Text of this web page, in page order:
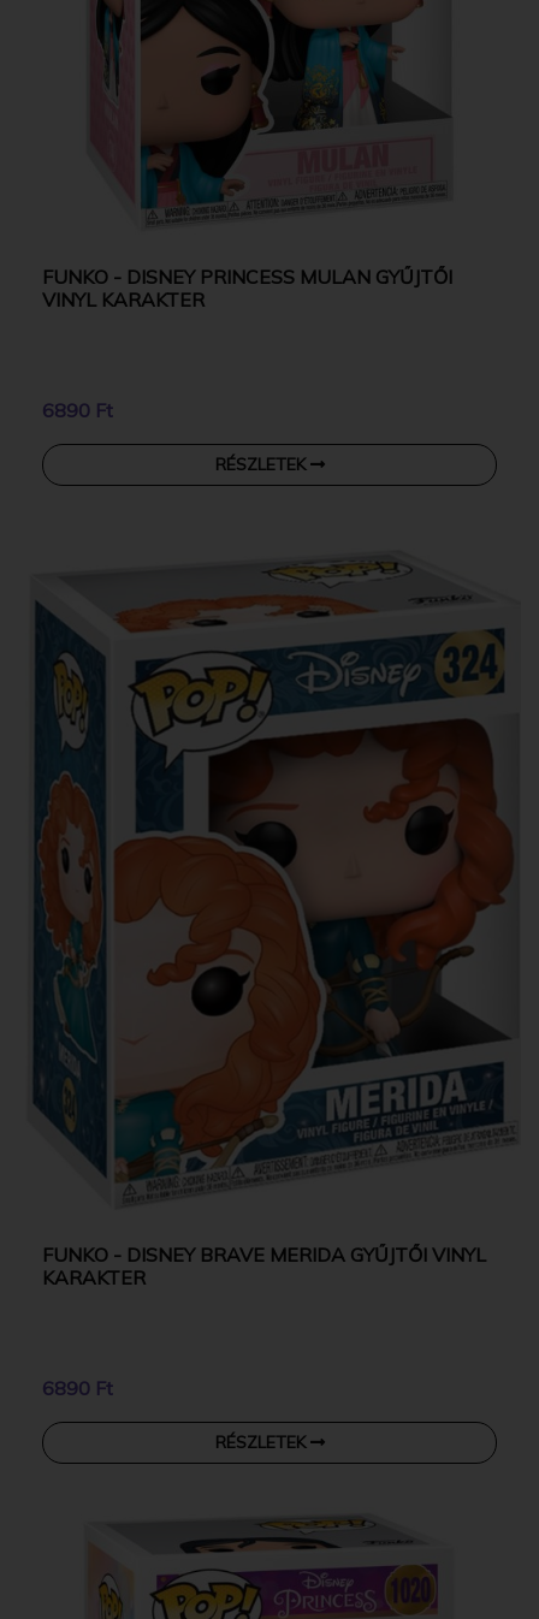
FUNKO - DISNEY PRINCESS MULAN GYŰJTŐI
VINYL KARAKTER
6890 Ft
RÉSZLETEK
FUNKO - DISNEY BRAVE MERIDA GYŰJTŐI VINYL
KARAKTER
6890 Ft
RÉSZLETEK